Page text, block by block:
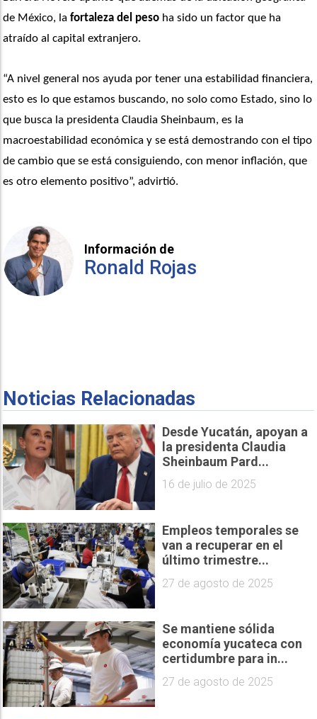
de México, la fortaleza del peso ha sido un factor que ha
atraído al capital extranjero.
“A nivel general nos ayuda por tener una estabilidad financiera,
esto es lo que estamos buscando, no solo como Estado, sino lo
que busca la presidenta Claudia Sheinbaum, es la
macroestabilidad económica y se está demostrando con el tipo
de cambio que se está consiguiendo, con menor inflación, que
es otro elemento positivo”, advirtió.
Información de
Ronald Rojas
Noticias Relacionadas
Desde Yucatán, apoyan a
la presidenta Claudia
Sheinbaum Pard...
16 de julio de 2025
Empleos temporales se
van a recuperar en el
último trimestre...
27 de agosto de 2025
Se mantiene sólida
economía yucateca con
certidumbre para in...
27 de agosto de 2025